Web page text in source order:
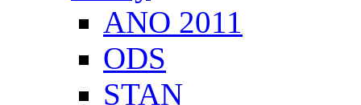
ANO 2011
ODS
STAN